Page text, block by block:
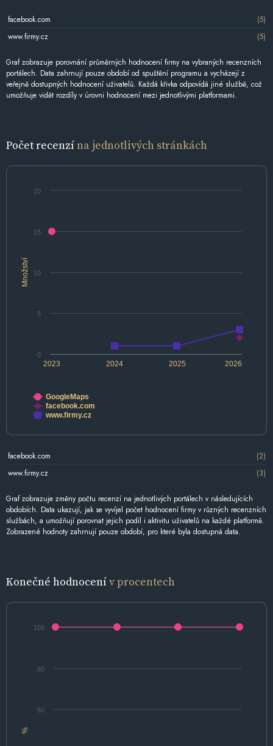
facebook.com
(5)
www.firmy.cz
(5)
Graf zobrazuje porovnání průměrných hodnocení firmy na vybraných recenzních
portálech. Data zahrnují pouze období od spuštění programu a vycházejí z
veřejně dostupných hodnocení uživatelů. Každá křivka odpovídá jiné službě, což
umožňuje vidět rozdíly v úrovni hodnocení mezi jednotlivými platformami.
Počet recenzína jednotlivých stránkách
Množství
2024 2026
2023 2025
0
10
5
15
20
GoogleMaps
facebook.com
www.firmy.cz
facebook.com
(2)
www.firmy.cz
(3)
Graf zobrazuje změny počtu recenzí na jednotlivých portálech v následujících
obdobích. Data ukazují, jak se vyvíjel počet hodnocení firmy v různých recenzních
službách, a umožňují porovnat jejich podíl i aktivitu uživatelů na každé platformě.
Zobrazené hodnoty zahrnují pouze období, pro které byla dostupná data.
Konečné hodnocenív procentech
%
60
80
100